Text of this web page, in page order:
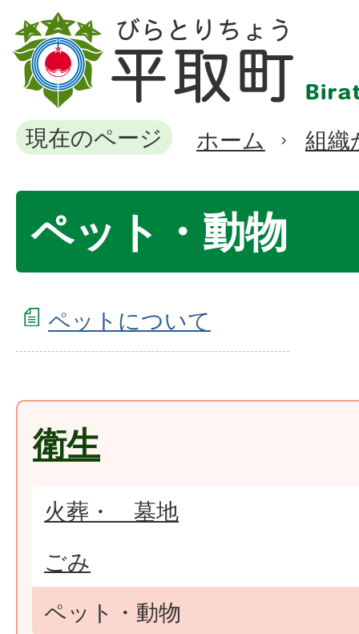
現在のページ ホーム 組織
ペット・動物
ペットについて
衛生
火葬・ 墓地
ごみ
ペット・動物